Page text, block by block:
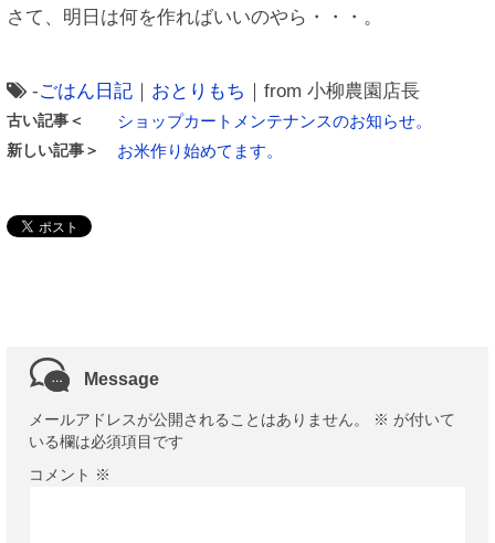
さて、明日は何を作ればいいのやら・・・。
-ごはん日記 ｜ おとりもち ｜from 小柳農園店長
古い記事＜ ショップカートメンテナンスのお知らせ。
新しい記事＞ お米作り始めてます。
Message
メールアドレスが公開されることはありません。 ※ が付いて
いる欄は必須項目です
コメント ※